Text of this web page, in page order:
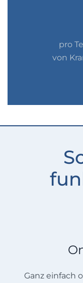
pro
von
Ganz einfach